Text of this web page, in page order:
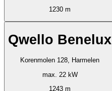
1230 m
Qwello Benelux
Korenmolen 128, Harmelen
max. 22 kW
1243 m